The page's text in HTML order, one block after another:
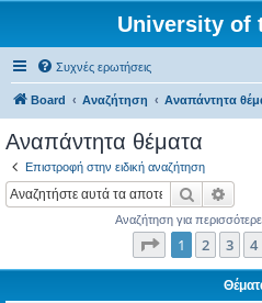
University of
Συχνές ερωτήσεις
Board Αναζήτηση Αναπάντητα
Αναπάντητα θέματα
Επιστροφή στην ειδική αναζήτηση
Αναζήτηση
Αναζήτηση για
Σελίδα από20
1 2 3 4